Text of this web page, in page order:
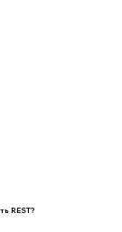
REST?